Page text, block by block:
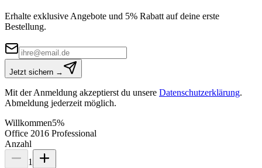
Erhalte exklusive Angebote und 5% Rabatt auf deine erste
Bestellung.
Jetzt sichern →
Mit der Anmeldung akzeptierst du unsere Datenschutzerklärung.
Abmeldung jederzeit möglich.
Willkommen5%
Office 2016 Professional
Anzahl
1